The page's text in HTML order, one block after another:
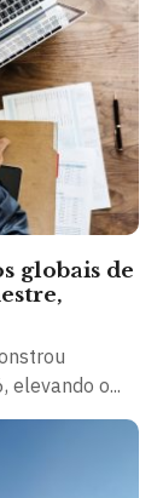
globais de
elevando o...